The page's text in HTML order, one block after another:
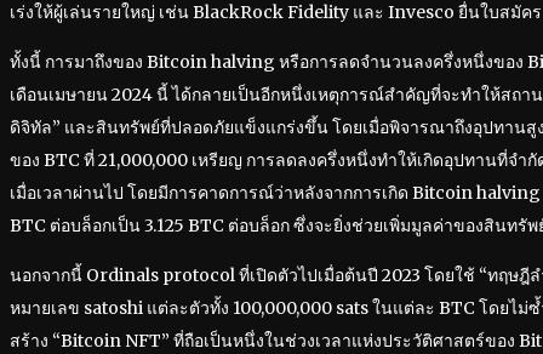
เร่งให้ผู้เล่นรายใหญ่ เช่น BlackRock Fidelity และ Invesco ยื่นใบสมัค
ทั้งนี้ การมาถึงของ Bitcoin halving หรือการลดจำนวนลงครึ่งหนึ่งของ
เดือนเมษายน 2024 นี้ ได้กลายเป็นอีกหนึ่งเหตุการณ์สำคัญที่จะทำให้สถา
ดิจิทัล” และสินทรัพย์ที่ปลอดภัยแข็งแกร่งขึ้น โดยเมื่อพิจารณาถึงอุปทานสู
ของ BTC ที่ 21,000,000 เหรียญ การลดลงครึ่งหนึ่งทำให้เกิดอุปทานที่จำ
เมื่อเวลาผ่านไป โดยมีการคาดการณ์ว่าหลังจากการเกิด Bitcoin
BTC ต่อบล็อกเป็น 3.125 BTC ต่อบล็อก ซึ่งจะยิ่งช่วยเพิ่มมูลค่าของสินทรั
นอกจากนี้ Ordinals protocol ที่เปิดตัวไปเมื่อต้นปี 2023 โดยใช้ “ทฤษฎีล
หมายเลข satoshi แต่ละตัวทั้ง 100,000,000 sats ในแต่ละ BTC โดยไม่
สร้าง “Bitcoin NFT” ที่ถือเป็นหนึ่งในช่วงเวลาแห่งประวัติศาสตร์ของ